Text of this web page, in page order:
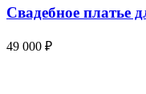
Свадебное платье
49 000 ₽